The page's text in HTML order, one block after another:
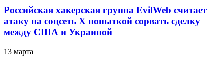
Российская хакерская группа EvilWeb считает
атаку на соцсеть Х попыткой сорвать сделку
между США и Украиной
13 марта